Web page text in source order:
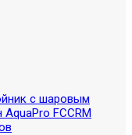
с шаровым
AquaPro FCCRM